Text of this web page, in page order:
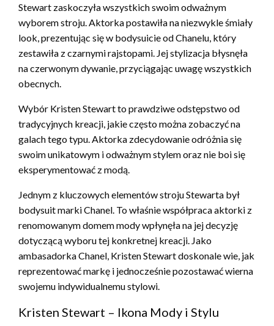
Stewart zaskoczyła wszystkich swoim odważnym
wyborem stroju. Aktorka postawiła na niezwykle śmiały
look, prezentując się w bodysuicie od Chanelu, który
zestawiła z czarnymi rajstopami. Jej stylizacja błysnęła
na czerwonym dywanie, przyciągając uwagę wszystkich
obecnych.
Wybór Kristen Stewart to prawdziwe odstępstwo od
tradycyjnych kreacji, jakie często można zobaczyć na
galach tego typu. Aktorka zdecydowanie odróżnia się
swoim unikatowym i odważnym stylem oraz nie boi się
eksperymentować z modą.
Jednym z kluczowych elementów stroju Stewarta był
bodysuit marki Chanel. To właśnie współpraca aktorki z
renomowanym domem mody wpłynęła na jej decyzję
dotyczącą wyboru tej konkretnej kreacji. Jako
ambasadorka Chanel, Kristen Stewart doskonale wie, jak
reprezentować markę i jednocześnie pozostawać wierna
swojemu indywidualnemu stylowi.
Kristen Stewart – Ikona Mody i Stylu